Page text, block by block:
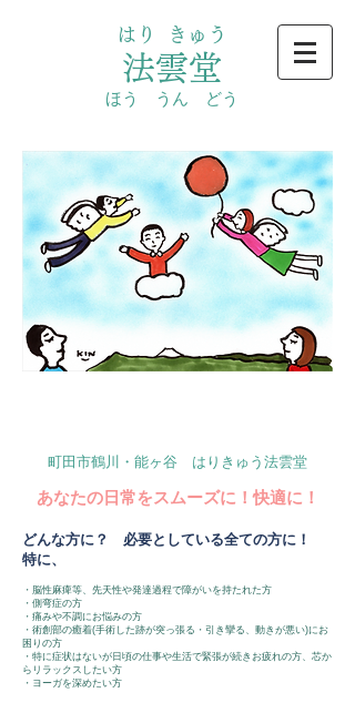
はり きゅう
法雲堂
ほう うん どう
町田市鶴川・能ヶ谷 はりきゅう法雲堂
あなたの日常をスムーズに！快適に！
どんな方に？ 必要としている全ての方に！
特に、
・脳性麻痺等、先天性や発達過程で障がいを持たれた方
・側弯症の方
・痛みや不調にお悩みの方
・術創部の癒着(手術した跡が突っ張る・引き攣る、動きが悪い)にお
困りの方
・特に症状はないが日頃の仕事や生活で緊張が続きお疲れの方、芯か
らリラックスしたい方
・ヨーガを深めたい方